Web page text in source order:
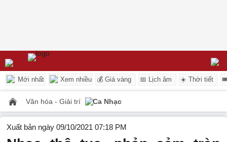
Mới nhất Xem nhiều 💰 Giá vàng 📅 Lịch âm ☀️ Thời tiết
Văn hóa - Giải trí Ca Nhạc
Xuất bản ngày 09/10/2021 07:18 PM